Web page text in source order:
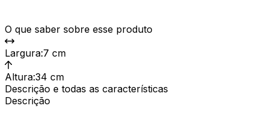
O que saber sobre esse produto
Largura:7 cm
Altura:34 cm
Descrição e todas as características
Descrição